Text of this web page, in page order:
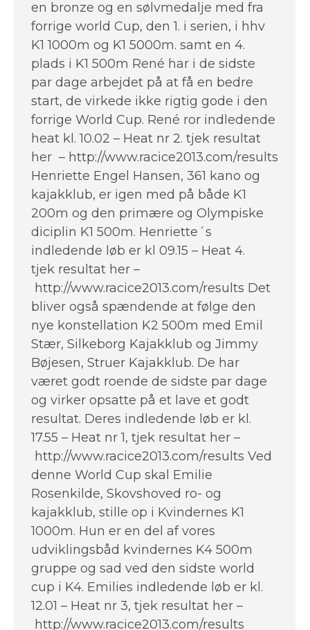
en bronze og en sølvmedalje med fra
forrige world Cup, den 1. i serien, i hhv
K1 1000m og K1 5000m. samt en 4.
plads i K1 500m René har i de sidste
par dage arbejdet på at få en bedre
start, de virkede ikke rigtig gode i den
forrige World Cup. René ror indledende
heat kl. 10.02 – Heat nr 2. tjek resultat
her – http://www.racice2013.com/results
Henriette Engel Hansen, 361 kano og
kajakklub, er igen med på både K1
200m og den primære og Olympiske
diciplin K1 500m. Henriette´s
indledende løb er kl 09.15 – Heat 4.
tjek resultat her –
http://www.racice2013.com/results Det
bliver også spændende at følge den
nye konstellation K2 500m med Emil
Stær, Silkeborg Kajakklub og Jimmy
Bøjesen, Struer Kajakklub. De har
været godt roende de sidste par dage
og virker opsatte på et lave et godt
resultat. Deres indledende løb er kl.
17.55 – Heat nr 1, tjek resultat her –
http://www.racice2013.com/results Ved
denne World Cup skal Emilie
Rosenkilde, Skovshoved ro- og
kajakklub, stille op i Kvindernes K1
1000m. Hun er en del af vores
udviklingsbåd kvindernes K4 500m
gruppe og sad ved den sidste world
cup i K4. Emilies indledende løb er kl.
12.01 – Heat nr 3, tjek resultat her –
http://www.racice2013.com/results